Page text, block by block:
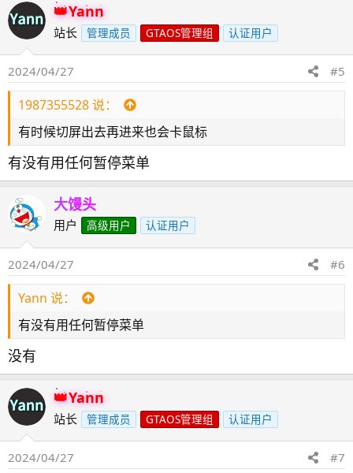
Yann
站长 管理成员 GTAOS管理组 认证用户
2024/04/27 #5
1987355528 说：
有时候切屏出去再进来也会卡鼠标
有没有用任何暂停菜单
大馒头
用户 高级用户 认证用户
2024/04/27 #6
Yann 说：
有没有用任何暂停菜单
没有
Yann
站长 管理成员 GTAOS管理组 认证用户
2024/04/27 #7